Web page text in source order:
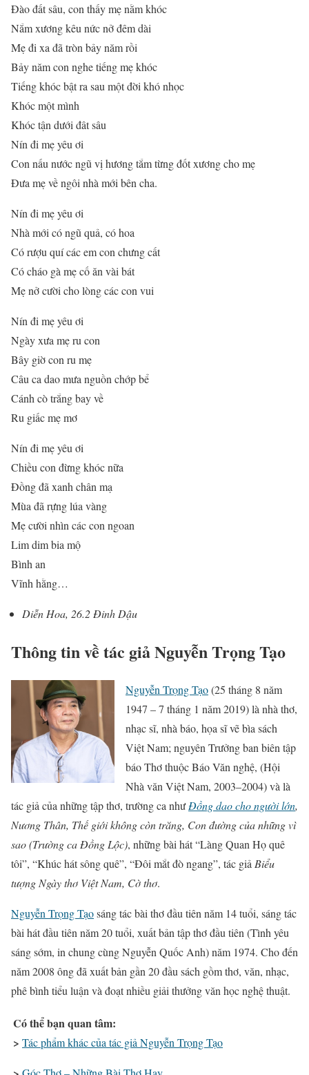
Đào đất sâu, con thấy mẹ nằm khóc
Nắm xương kêu nức nở đêm dài
Mẹ đi xa đã tròn bảy năm rồi
Bảy năm con nghe tiếng mẹ khóc
Tiếng khóc bật ra sau một đời khó nhọc
Khóc một mình
Khóc tận dưới đât sâu
Nín đi mẹ yêu ơi
Con nấu nước ngũ vị hương tắm từng đốt xương cho mẹ
Đưa mẹ về ngôi nhà mới bên cha.
Nín đi mẹ yêu ơi
Nhà mới có ngũ quả, có hoa
Có rượu quí các em con chưng cất
Có cháo gà mẹ cố ăn vài bát
Mẹ nở cười cho lòng các con vui
Nín đi mẹ yêu ơi
Ngày xưa mẹ ru con
Bây giờ con ru mẹ
Câu ca dao mưa nguồn chớp bể
Cánh cò trắng bay về
Ru giấc mẹ mơ
Nín đi mẹ yêu ơi
Chiều con đừng khóc nữa
Đồng đã xanh chân mạ
Mùa đã rựng lúa vàng
Mẹ cười nhìn các con ngoan
Lim dim bia mộ
Bình an
Vĩnh hằng…
Diễn Hoa, 26.2 Đinh Dậu
Thông tin về tác giả Nguyễn Trọng Tạo
Nguyễn Trọng Tạo(25 tháng 8 năm
1947 – 7 tháng 1 năm 2019) là nhà thơ,
nhạc sĩ, nhà báo, họa sĩ vẽ bìa sách
Việt Nam; nguyên Trưởng ban biên tập
báo Thơ thuộc Báo Văn nghệ, (Hội
Nhà văn Việt Nam, 2003–2004) và là
tác giả của những tập thơ, trường ca nhưĐồng dao cho người lớn,
Nương Thân, Thế giới không còn trăng, Con đường của những vì
sao (Trường ca Đồng Lộc), những bài hát “Làng Quan Họ quê
tôi”, “Khúc hát sông quê”, “Đôi mắt đò ngang”, tác giả Biểu
tượng Ngày thơ Việt Nam, Cờ thơ.
Nguyễn Trọng Tạosáng tác bài thơ đầu tiên năm 14 tuổi, sáng tác
bài hát đầu tiên năm 20 tuổi, xuất bản tập thơ đầu tiên (Tình yêu
sáng sớm, in chung cùng Nguyễn Quốc Anh) năm 1974. Cho đến
năm 2008 ông đã xuất bản gần 20 đầu sách gồm thơ, văn, nhạc,
phê bình tiểu luận và đoạt nhiều giải thưởng văn học nghệ thuật.
Có thể bạn quan tâm:
> Tác phẩm khác của tác giả Nguyễn Trọng Tạo